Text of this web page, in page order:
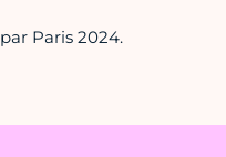
Paris 2024.